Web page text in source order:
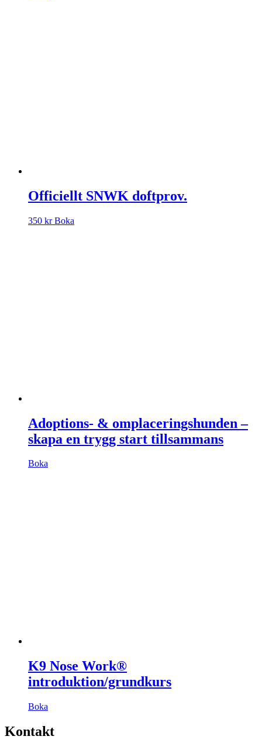
Officiellt SNWK doftprov.
350 kr Boka
Adoptions- & omplaceringshunden –
skapa en trygg start tillsammans
Boka
K9 Nose Work®
introduktion/grundkurs
Boka
Kontakt